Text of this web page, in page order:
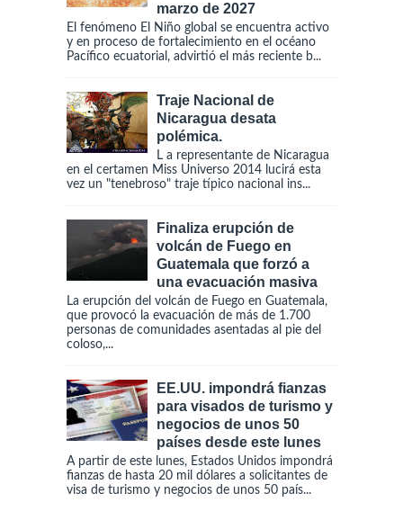
marzo de 2027
El fenómeno El Niño global se encuentra activo
y en proceso de fortalecimiento en el océano
Pacífico ecuatorial, advirtió el más reciente b...
Traje Nacional de
Nicaragua desata
polémica.
L a representante de Nicaragua
en el certamen Miss Universo 2014 lucirá esta
vez un "tenebroso" traje típico nacional ins...
Finaliza erupción de
volcán de Fuego en
Guatemala que forzó a
una evacuación masiva
La erupción del volcán de Fuego en Guatemala,
que provocó la evacuación de más de 1.700
personas de comunidades asentadas al pie del
coloso,...
EE.UU. impondrá fianzas
para visados de turismo y
negocios de unos 50
países desde este lunes
A partir de este lunes, Estados Unidos impondrá
fianzas de hasta 20 mil dólares a solicitantes de
visa de turismo y negocios de unos 50 país...